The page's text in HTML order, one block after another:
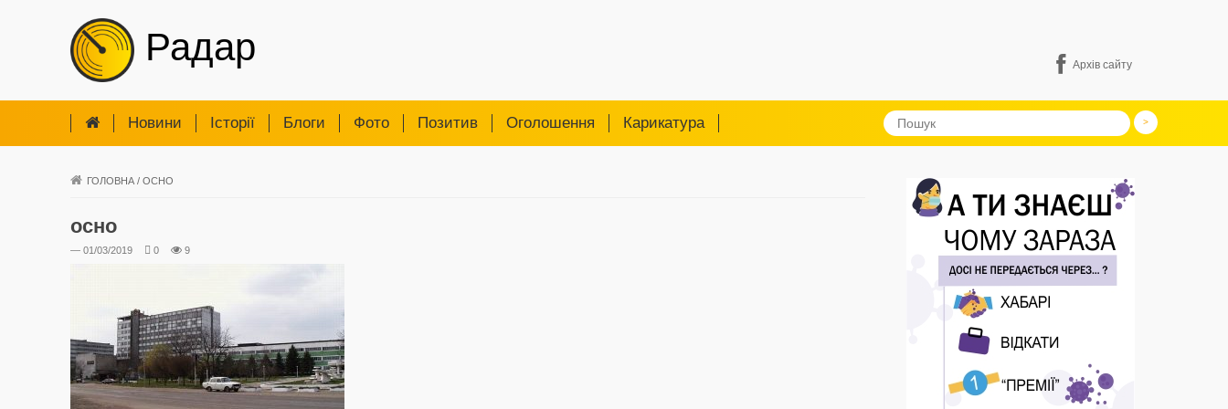
Радар Архів сайту
Новини Iсторії Блоги Фото Позитив Оголошення Карикатура
ГОЛОВНА / ОСНО
осно
— 01/03/2019 0 9